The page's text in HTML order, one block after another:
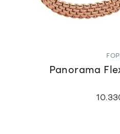
Panorama